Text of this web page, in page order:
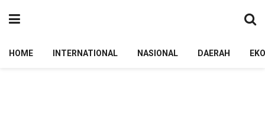
HOME INTERNATIONAL NASIONAL DAERAH